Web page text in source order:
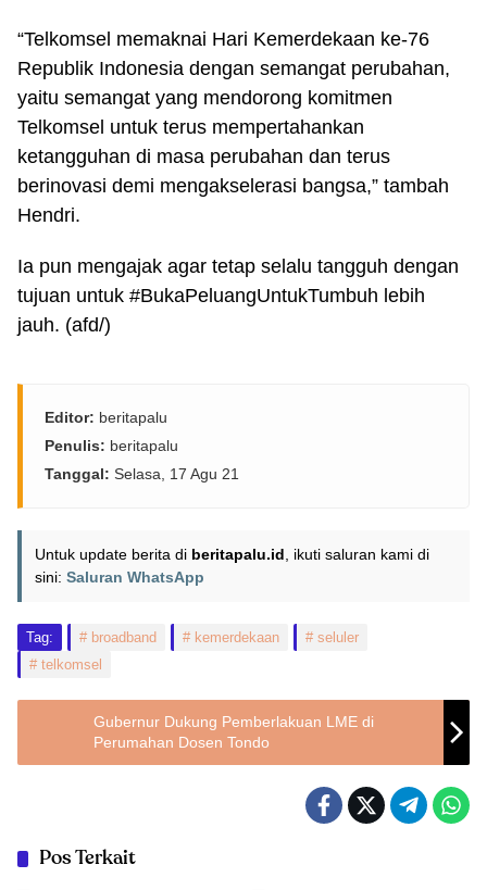
“Telkomsel memaknai Hari Kemerdekaan ke-76
Republik Indonesia dengan semangat perubahan,
yaitu semangat yang mendorong komitmen
Telkomsel untuk terus mempertahankan
ketangguhan di masa perubahan dan terus
berinovasi demi mengakselerasi bangsa,” tambah
Hendri.
Ia pun mengajak agar tetap selalu tangguh dengan
tujuan untuk #BukaPeluangUntukTumbuh lebih
jauh. (afd/)
Editor: beritapalu
Penulis: beritapalu
Tanggal: Selasa, 17 Agu 21
Untuk update berita di beritapalu.id , ikuti saluran kami di
sini: Saluran WhatsApp
Tag: broadband kemerdekaan
seluler
telkomsel
Gubernur Dukung Pemberlakuan LME di
Perumahan Dosen Tondo
Pos Terkait